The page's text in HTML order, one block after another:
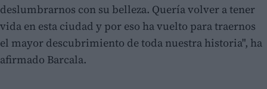
deslumbrarnos con su belleza. Quería volver a tener
vida en esta ciudad y por eso ha vuelto para traernos
el mayor descubrimiento de toda nuestra historia", ha
afirmado Barcala.